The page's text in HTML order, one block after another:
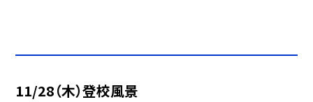
11/28（木）登校風景